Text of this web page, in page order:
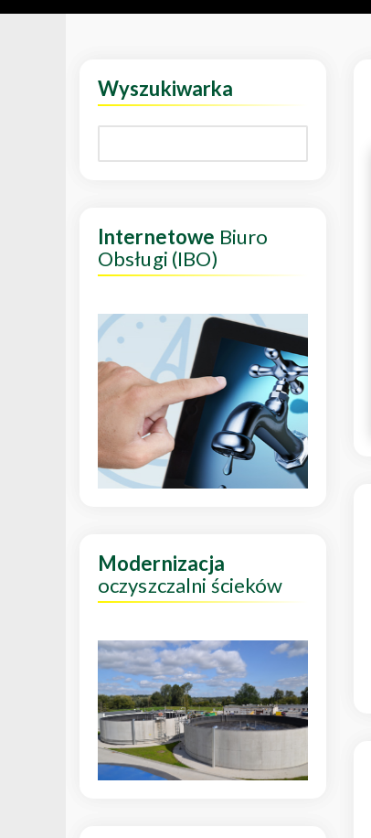
Wyszukiwarka
Internetowe Biuro
Obsługi (IBO)
Modernizacja
oczyszczalni ścieków